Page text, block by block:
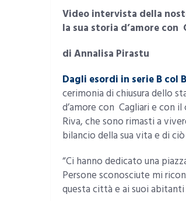
Video intervista della
la sua storia d’amore
di Annalisa Pirastu
Dagli esordi in serie B col
cerimonia di chiusura dello
d’amore con Cagliari e con
Riva, che sono rimasti a
bilancio della sua vita e di
“Ci hanno dedicato una
Persone sconosciute mi
questa città e ai suoi